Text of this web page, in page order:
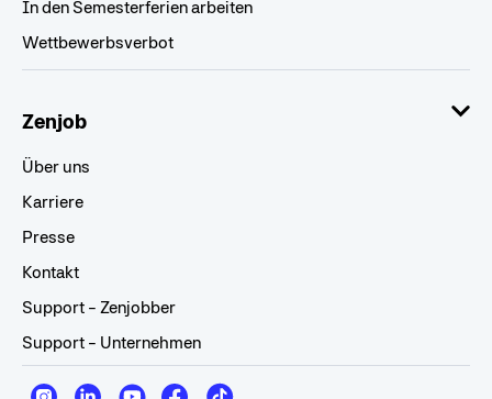
In den Semesterferien arbeiten
Wettbewerbsverbot
Zenjob
Über uns
Karriere
Presse
Kontakt
Support - Zenjobber
Support - Unternehmen